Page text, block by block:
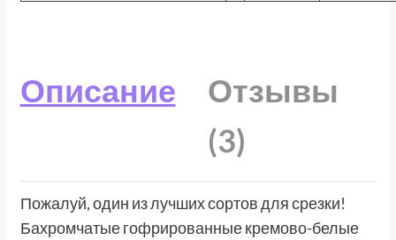
Описание
Отзывы
(3)
Пожалуй, один из лучших сортов для срезки!
Бахромчатые гофрированные кремово-белые